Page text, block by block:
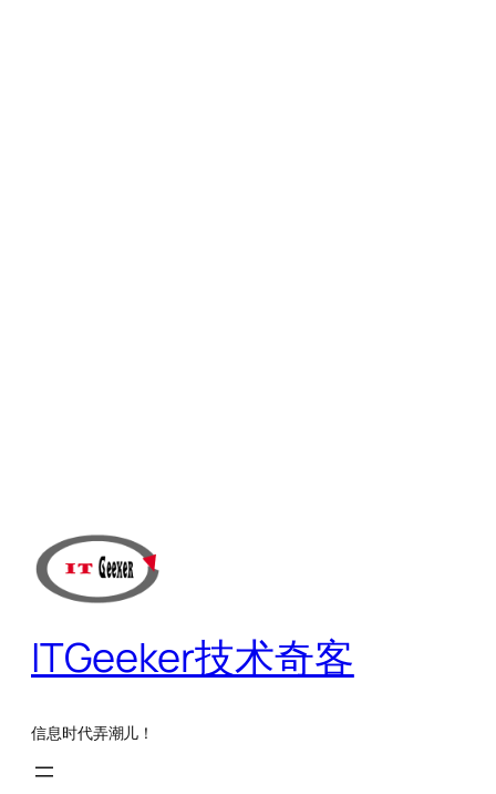
ITGeeker技术奇客
信息时代弄潮儿！